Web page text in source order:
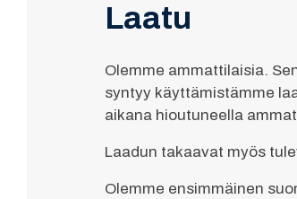
Laatu
Olemme ammattilaisia.
syntyy käyttämistämme
aikana hioutuneella
Laadun takaavat myös
Olemme ensimmäinen